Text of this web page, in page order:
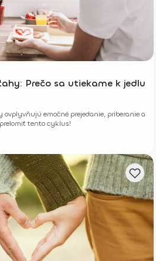
Prečo sa utiekame k jedlu
emočné prejedanie, priberanie a
tento cyklus!